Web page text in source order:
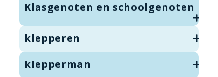
Klasgenoten en schoolgenoten
klepperen
klepperman